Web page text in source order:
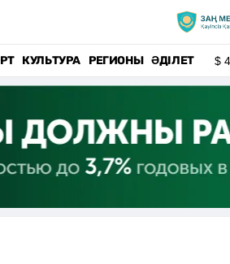
КУЛЬТУРА РЕГИОНЫ ӘДІЛЕТ $